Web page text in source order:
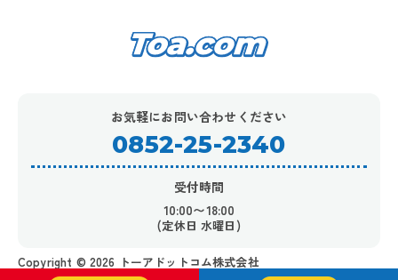
お気軽にお問い合わせください
0852-25-2340
受付時間
10:00〜18:00
(定休日 水曜日)
Copyright ©︎ 2026 トーアドットコム株式会社